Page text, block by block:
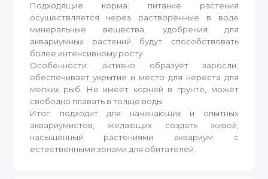
Подходящие корма: питание растения
осуществляется через растворённые в воде
минеральные вещества, удобрения для
аквариумных растений будут способствовать
более интенсивному росту.
Особенности: активно образует заросли,
обеспечивает укрытие и место для нереста для
мелких рыб. Не имеет корней в грунте, может
свободно плавать в толще воды.
Итог: подходит для начинающих и опытных
аквариумистов, желающих создать живой,
насыщенный растениями аквариум с
естественными зонами для обитателей.